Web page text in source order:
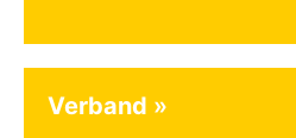
Verband